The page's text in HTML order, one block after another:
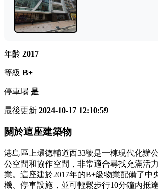
年齡 2017
等級 B+
停車場 是
最後更新 2024-10-17 12:10:59
關於這座建築物
港島區上環德輔道西33號是一棟現代化辦
公空間和協作空間，非常適合尋找充滿活
業。這座建於2017年的B+級物業配備了中
機、停車設施，並可輕鬆步行10分鐘內抵